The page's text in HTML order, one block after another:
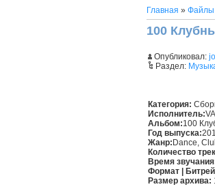
Главная » Файлы
100
Опубликовал:
Раздел:
Категория:
Исполнитель:VA
Альбом:100
Год выпуска:
Жанр: Dance,
Количество
Время
Формат |
Размер архива: